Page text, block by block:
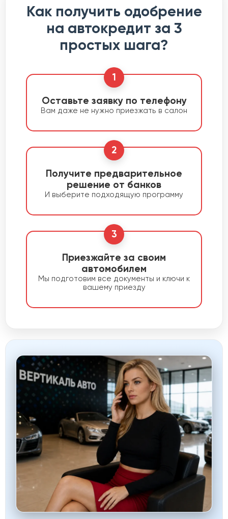
Как получить одобрение
на автокредит за 3
простых шага?
1
Оставьте заявку по телефону
Вам даже не нужно приезжать в салон
2
Получите предварительное
решение от банков
И выберите подходящую программу
3
Приезжайте за своим
автомобилем
Мы подготовим все документы и ключи к
вашему приезду